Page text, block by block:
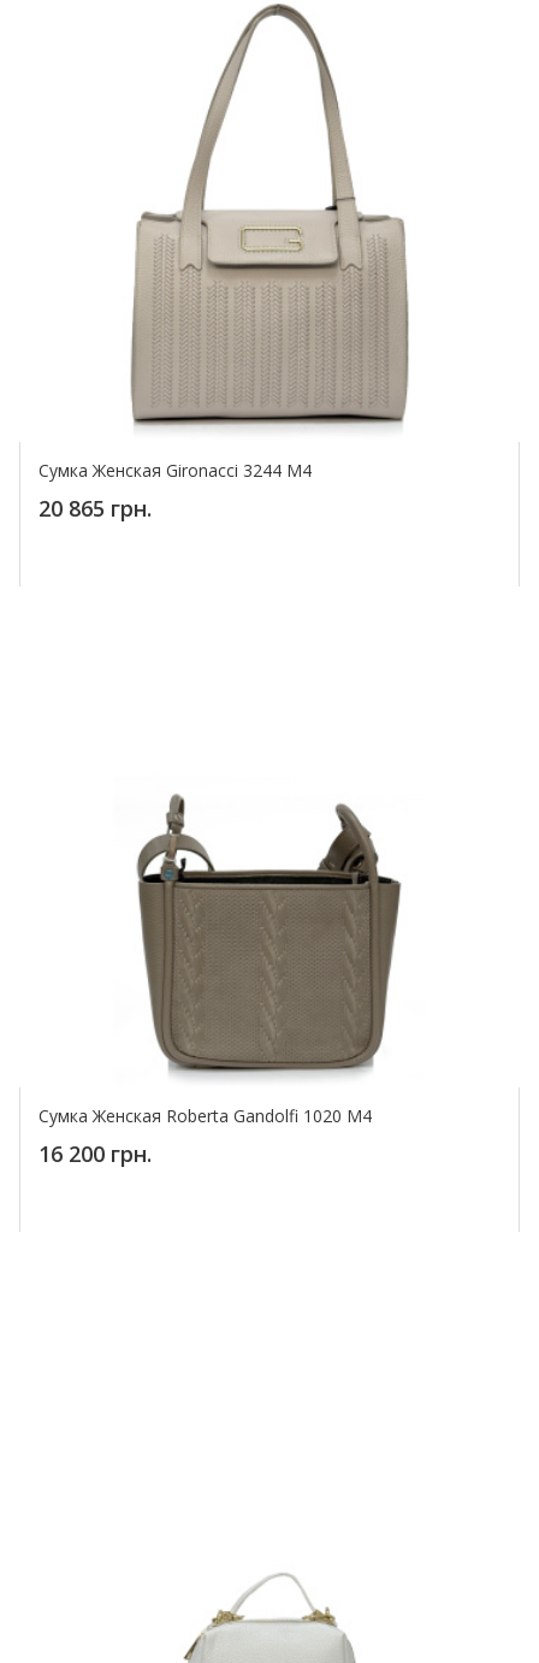
Сумка Женская Gironacci 3244 M4
20 865 грн.
Сумка Женская Roberta Gandolfi 1020 M4
16 200 грн.